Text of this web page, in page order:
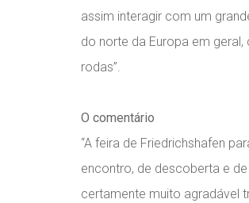
assim interagir com um
do norte da Europa em
rodas”.
O comentário
“A feira de Friedrichshafen
encontro, de descoberta e
certamente muito agradável